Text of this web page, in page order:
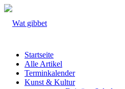
Startseite
Alle Artikel
Terminkalender
Kunst & Kultur